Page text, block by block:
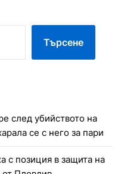
Търсене
след убийството на
се с него за пари
с позиция в защита на